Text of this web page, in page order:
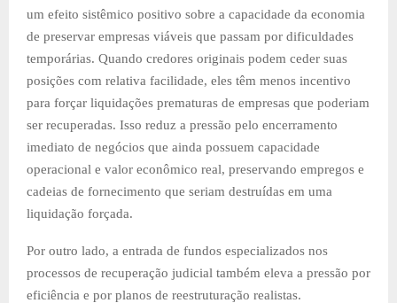
um efeito sistêmico positivo sobre a capacidade da economia
de preservar empresas viáveis que passam por dificuldades
temporárias. Quando credores originais podem ceder suas
posições com relativa facilidade, eles têm menos incentivo
para forçar liquidações prematuras de empresas que poderiam
ser recuperadas. Isso reduz a pressão pelo encerramento
imediato de negócios que ainda possuem capacidade
operacional e valor econômico real, preservando empregos e
cadeias de fornecimento que seriam destruídas em uma
liquidação forçada.
Por outro lado, a entrada de fundos especializados nos
processos de recuperação judicial também eleva a pressão por
eficiência e por planos de reestruturação realistas.